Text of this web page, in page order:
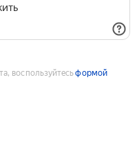
воспользуйтесьформой